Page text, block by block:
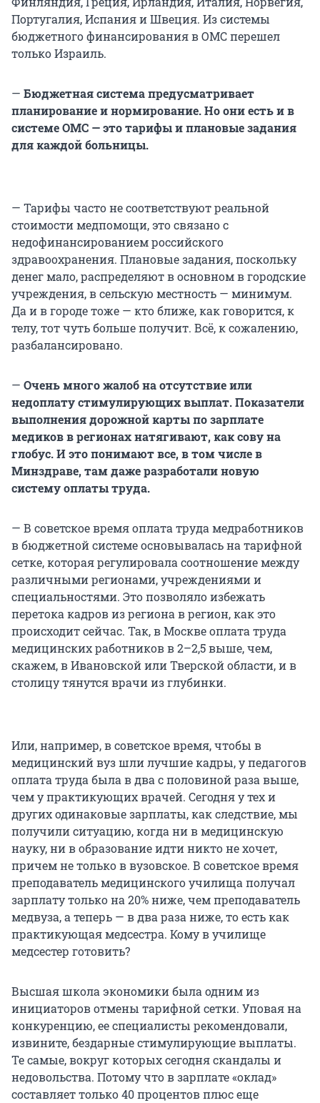
Португалия, Испания и Швеция. Из системы
бюджетного финансирования в ОМС перешел
только Израиль.
— Бюджетная система предусматривает
планирование и нормирование. Но они есть и в
системе ОМС — это тарифы и плановые задания
для каждой больницы.
— Тарифы часто не соответствуют реальной
стоимости медпомощи, это связано с
недофинансированием российского
здравоохранения. Плановые задания, поскольку
денег мало, распределяют в основном в городские
учреждения, в сельскую местность — минимум.
Да и в городе тоже — кто ближе, как говорится, к
телу, тот чуть больше получит. Всё, к сожалению,
разбалансировано.
— Очень много жалоб на отсутствие или
недоплату стимулирующих выплат. Показатели
выполнения дорожной карты по зарплате
медиков в регионах натягивают, как сову на
глобус. И это понимают все, в том числе в
Минздраве, там даже разработали новую
систему оплаты труда.
— В советское время оплата труда медработников
в бюджетной системе основывалась на тарифной
сетке, которая регулировала соотношение между
различными регионами, учреждениями и
специальностями. Это позволяло избежать
перетока кадров из региона в регион, как это
происходит сейчас. Так, в Москве оплата труда
медицинских работников в 2–2,5 выше, чем,
скажем, в Ивановской или Тверской области, и в
столицу тянутся врачи из глубинки.
Или, например, в советское время, чтобы в
медицинский вуз шли лучшие кадры, у педагогов
оплата труда была в два с половиной раза выше,
чем у практикующих врачей. Сегодня у тех и
других одинаковые зарплаты, как следствие, мы
получили ситуацию, когда ни в медицинскую
науку, ни в образование идти никто не хочет,
причем не только в вузовское. В советское время
преподаватель медицинского училища получал
зарплату только на 20% ниже, чем преподаватель
медвуза, а теперь — в два раза ниже, то есть как
практикующая медсестра. Кому в училище
медсестер готовить?
Высшая школа экономики была одним из
инициаторов отмены тарифной сетки. Уповая на
конкуренцию, ее специалисты рекомендовали,
извините, бездарные стимулирующие выплаты.
Те самые, вокруг которых сегодня скандалы и
недовольства. Потому что в зарплате «оклад»
составляет только 40 процентов плюс еще